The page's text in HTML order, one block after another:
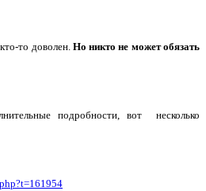
то доволен. Но никто не может обязать
подробности, вот несколько